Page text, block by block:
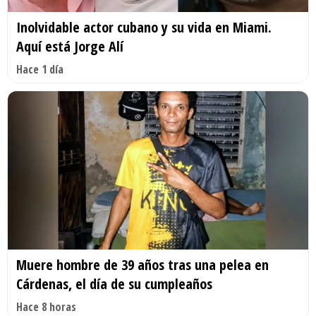
Inolvidable actor cubano y su vida en Miami.
Aquí está Jorge Alí
Hace 1 día
Muere hombre de 39 años tras una pelea en
Cárdenas, el día de su cumpleaños
Hace 8 horas